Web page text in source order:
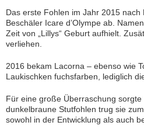
Das erste Fohlen im Jahr 2015
Beschäler Icare d’Olympe ab.
Zeit von „Lillys“ Geburt aufhielt.
verliehen.
2016 bekam Lacorna – ebenso wie
Laukischken fuchsfarben, lediglich
Für eine große Überraschung
dunkelbraune Stutfohlen trug sie
sowohl in der Entwicklung als auch